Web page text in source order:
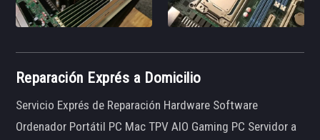
Reparación Exprés a Domicilio
Servicio Exprés de Reparación Hardware Software
Ordenador Portátil PC Mac TPV AIO Gaming PC Servidor a